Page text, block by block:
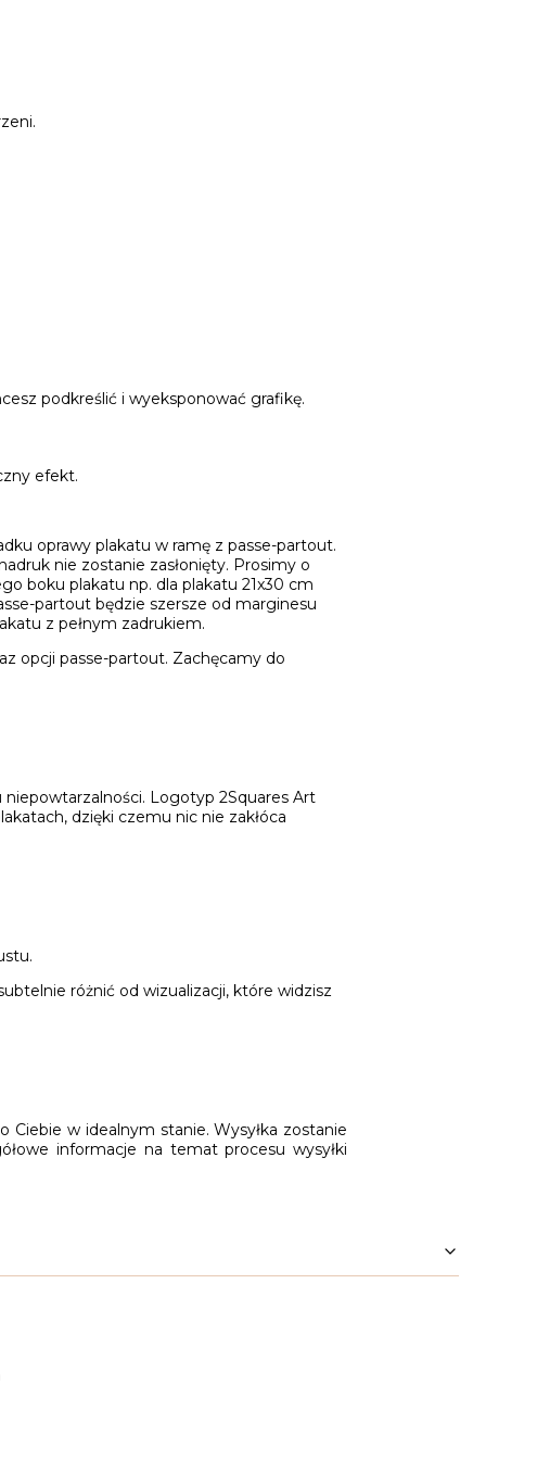
podkreślić i wyeksponować grafikę.
efekt.
oprawy plakatu w ramę z passe-partout.
nie zostanie zasłonięty. Prosimy o
boku plakatu np. dla plakatu 21x30 cm
partout będzie szersze od marginesu
z pełnym zadrukiem.
opcji passe-partout. Zachęcamy do
niepowtarzalności. Logotyp 2Squares Art
dzięki czemu nic nie zakłóca
różnić od wizualizacji, które widzisz
Ciebie w idealnym stanie. Wysyłka zostanie
informacje na temat procesu wysyłki